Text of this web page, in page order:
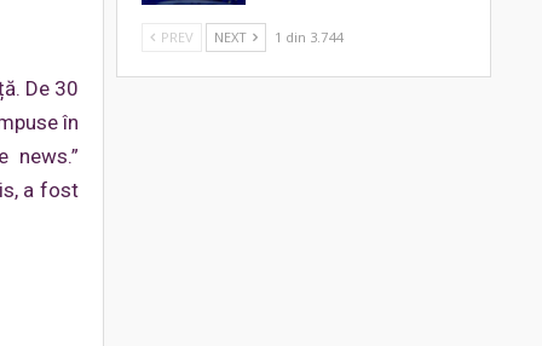
De 30
în
news.”
a fost
PREV NEXT 1 din 3.744